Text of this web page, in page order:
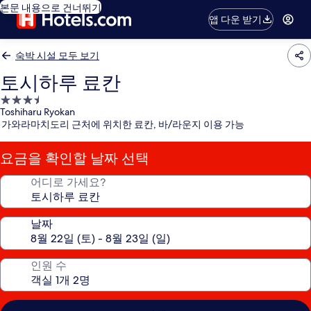
본문 내용으로 건너뛰기
앱 다운 받기
숙박 시설 모두 보기
토시하루 료칸
3.5
성
급
숙
박
시
Toshiharu Ryokan
가와라마치도리 근처에 위치한 료칸, 바/라운지 이용 가능
요금을 확인할 날짜 선택
어디로 가세요?
날짜
인원 수